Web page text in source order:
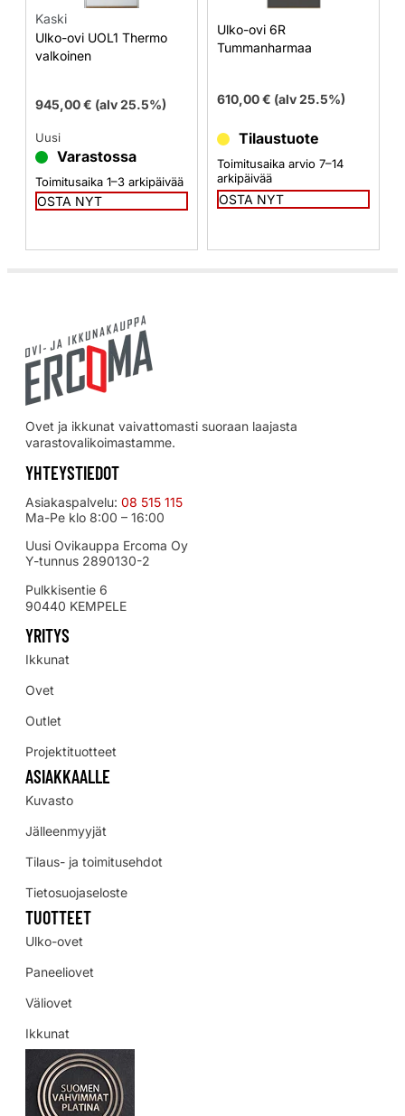
Kaski
Ulko-ovi UOL1 Thermo
valkoinen
945,00€ (alv 25.5%)
Uusi
Varastossa
Toimitusaika 1–3 arkipäivää
OSTA NYT
Ulko-ovi 6R
Tummanharmaa
610,00€ (alv 25.5%)
Tilaustuote
Toimitusaika arvio 7–14
arkipäivää
OSTA NYT
Ovet ja ikkunat vaivattomasti suoraan laajasta
varastovalikoimastamme.
YHTEYSTIEDOT
Asiakaspalvelu: 08 515 115
Ma-Pe klo 8:00 – 16:00
Uusi Ovikauppa Ercoma Oy
Y-tunnus 2890130-2
Pulkkisentie 6
90440 KEMPELE
YRITYS
Ikkunat
Ovet
Outlet
Projektituotteet
ASIAKKAALLE
Kuvasto
Jälleenmyyjät
Tilaus- ja toimitusehdot
Tietosuojaseloste
TUOTTEET
Ulko-ovet
Paneeliovet
Väliovet
Ikkunat